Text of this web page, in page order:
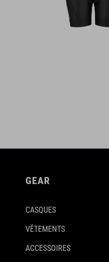
GEAR
CASQUES
VÊTEMENTS
ACCESSOIRES